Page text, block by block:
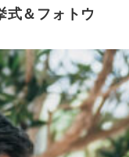
式＆フォトウ